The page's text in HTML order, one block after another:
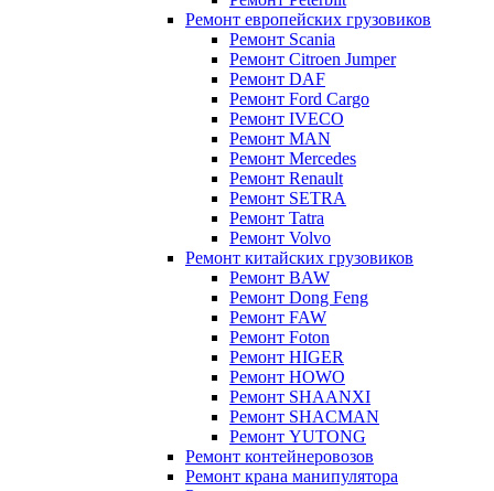
Ремонт европейских грузовиков
Ремонт Scania
Ремонт Citroen Jumper
Ремонт DAF
Ремонт Ford Cargo
Ремонт IVECO
Ремонт MAN
Ремонт Mercedes
Ремонт Renault
Ремонт SETRA
Ремонт Tatra
Ремонт Volvo
Ремонт китайских грузовиков
Ремонт BAW
Ремонт Dong Feng
Ремонт FAW
Ремонт Foton
Ремонт HIGER
Ремонт HOWO
Ремонт SHAANXI
Ремонт SHACMAN
Ремонт YUTONG
Ремонт контейнеровозов
Ремонт крана манипулятора